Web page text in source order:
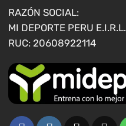
página
de
producto
RAZÓN SOCIAL:
MI DEPORTE PERU E.I.R.L.
RUC: 20608922114